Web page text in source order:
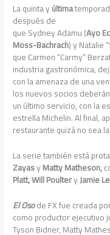
La quinta yúltima
después de
que Sydney Adamu (Ayo
Moss-Bachrach) y Natalie
que Carmen “Carmy”
industria gastronómica,
con la amenaza de una
los nuevos socios
un último servicio, con la
estrella Michelin. Al final,
restaurante quizá no sea
La serie también está
ZayasyMatty Matheson,
Platt, Will PoulteryJamie
El Osode FX fue creada
como productor ejecutivo
Tyson Bidner, Matty